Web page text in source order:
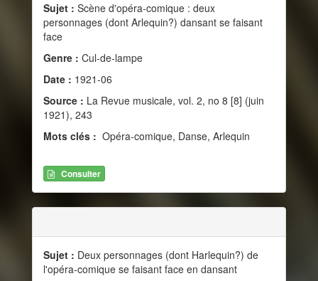
Sujet : Scène d'opéra-comique : deux
personnages (dont Arlequin?) dansant se faisant
face
Genre : Cul-de-lampe
Date : 1921-06
Source : La Revue musicale, vol. 2, no 8 [8] (juin
1921), 243
Mots clés : Opéra-comique, Danse, Arlequin
Consulter
Sujet : Deux personnages (dont Harlequin?) de
l'opéra-comique se faisant face en dansant